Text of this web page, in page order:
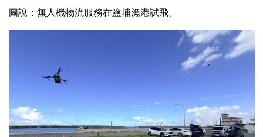
圖說：無人機物流服務在鹽埔漁港試飛。